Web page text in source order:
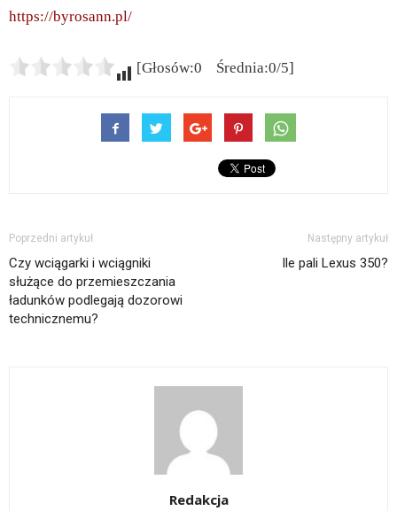
https://byrosann.pl/
[Głosów:0 Średnia:0/5]
Poprzedni artykuł
Czy wciągarki i wciągniki
służące do przemieszczania
ładunków podlegają dozorowi
technicznemu?
Następny artykuł
Ile pali Lexus 350?
Redakcja